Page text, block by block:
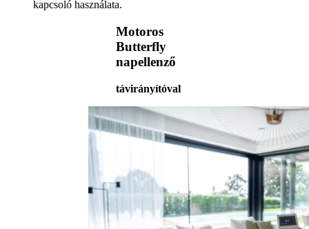
kapcsoló használata.
Motoros
Butterfly
napellenző
távirányítóval